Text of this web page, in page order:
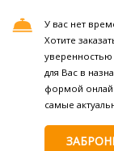
У вас нет
Хотите
уверенностью
для Вас в
формой
самые